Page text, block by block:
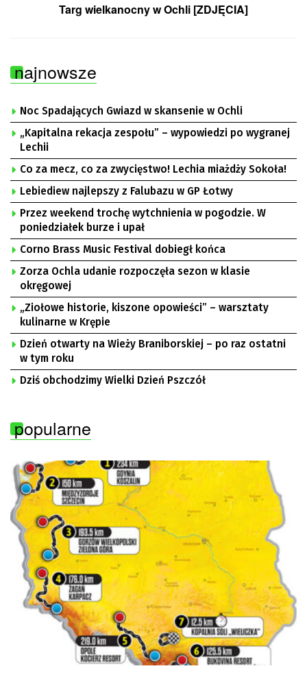
Targ wielkanocny w Ochli [ZDJĘCIA]
najnowsze
Noc Spadających Gwiazd w skansenie w Ochli
„Kapitalna rekacja zespołu” – wypowiedzi po wygranej
Lechii
Co za mecz, co za zwycięstwo! Lechia miażdży Sokoła!
Lebiediew najlepszy z Falubazu w GP Łotwy
Przez weekend trochę wytchnienia w pogodzie. W
poniedziałek burze i upał
Corno Brass Music Festival dobiegł końca
Zorza Ochla udanie rozpoczęła sezon w klasie
okręgowej
„Ziołowe historie, kiszone opowieści” – warsztaty
kulinarne w Krępie
Dzień otwarty na Wieży Braniborskiej – po raz ostatni
w tym roku
Dziś obchodzimy Wielki Dzień Pszczół
popularne